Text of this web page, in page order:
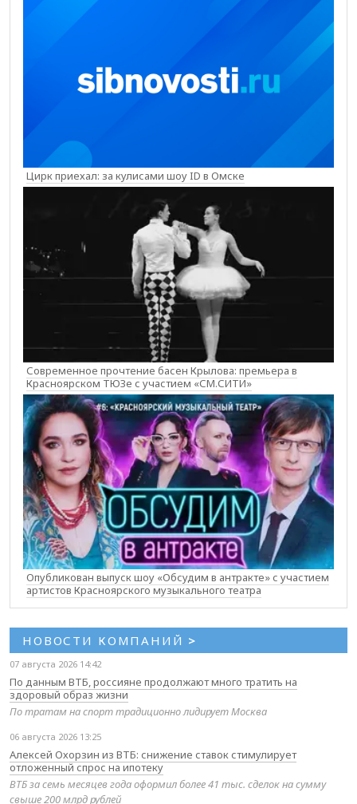
Цирк приехал: за кулисами шоу ID в Омске
Современное прочтение басен Крылова: премьера в
Красноярском ТЮЗе с участием «СМ.СИТИ»
Опубликован выпуск шоу «Обсудим в антракте» с участием
артистов Красноярского музыкального театра
НОВОСТИ КОМПАНИЙ >
07 августа 2026 14:42
По данным ВТБ, россияне продолжают много тратить на
здоровый образ жизни
По тратам на спорт традиционно лидирует Москва
06 августа 2026 13:25
Алексей Охорзин из ВТБ: снижение ставок стимулирует
отложенный спрос на ипотеку
ВТБ за семь месяцев года оформил более 41 тыс. сделок на сумму
свыше 200 млрд рублей